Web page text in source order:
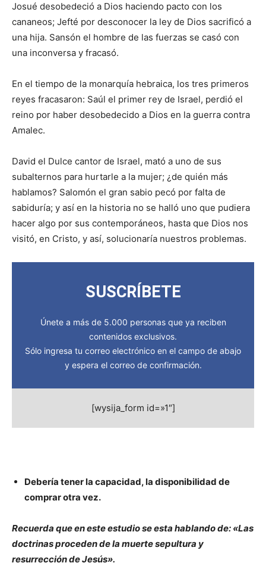
Josué desobedeció a Dios haciendo pacto con los
cananeos; Jefté por desconocer la ley de Dios sacrificó a
una hija. Sansón el hombre de las fuerzas se casó con
una inconversa y fracasó.
En el tiempo de la monarquía hebraica, los tres primeros
reyes fracasaron: Saúl el primer rey de Israel, perdió el
reino por haber desobedecido a Dios en la guerra contra
Amalec.
David el Dulce cantor de Israel, mató a uno de sus
subalternos para hurtarle a la mujer; ¿de quién más
hablamos? Salomón el gran sabio pecó por falta de
sabiduría; y así en la historia no se halló uno que pudiera
hacer algo por sus contemporáneos, hasta que Dios nos
visitó, en Cristo, y así, solucionaría nuestros problemas.
SUSCRÍBETE
Únete a más de 5.000 personas que ya reciben
contenidos exclusivos.
Sólo ingresa tu correo electrónico en el campo de abajo
y espera el correo de confirmación.
[wysija_form id=»1″]
Debería tener la capacidad, la disponibilidad de
comprar otra vez.
Recuerda que en este estudio se esta hablando de: «Las
doctrinas proceden de la muerte sepultura y
resurrección de Jesús».